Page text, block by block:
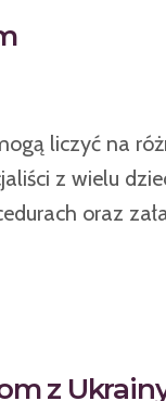
liczyć na
z wielu
oraz
z